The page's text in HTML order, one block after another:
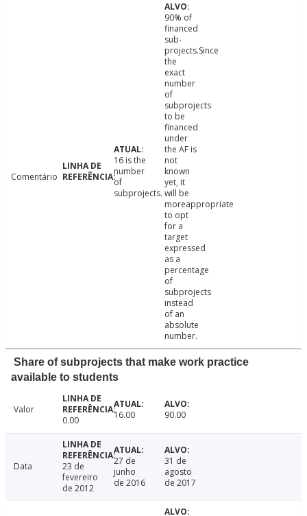
Comentário
16 is the
number
of
subprojects.
90% of
financed
sub-
projects.Since
the
exact
number
of
subprojects
to be
financed
under
the AF is
not
known
yet, it
will be
moreappropriate
to opt
for a
target
expressed
as a
percentage
of
subprojects
instead
of an
absolute
number.
Share of subprojects that make work practice
available to students
Valor
0.00
16.00 90.00
Data
23 de
fevereiro
de 2012
27 de
junho
de 2016
31 de
agosto
de 2017